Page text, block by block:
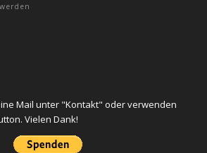
Mail unter "Kontakt" oder verwenden
Vielen Dank!